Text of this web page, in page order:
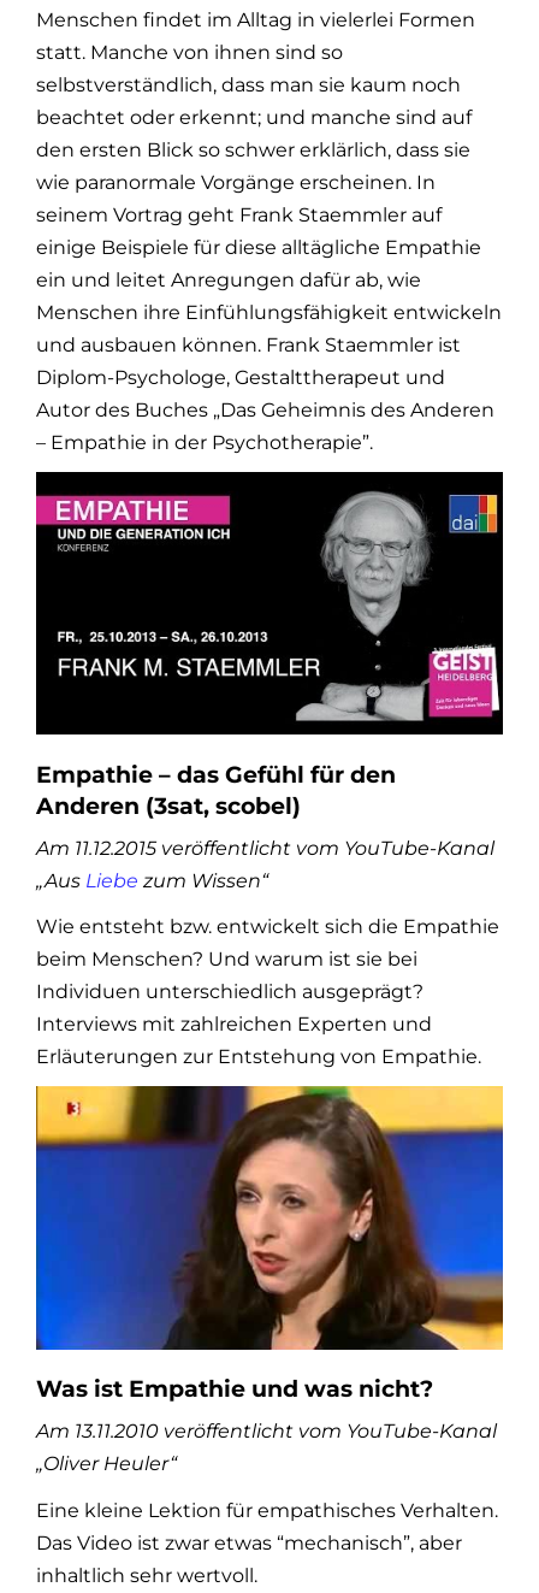
Menschen findet im Alltag in vielerlei Formen
statt. Manche von ihnen sind so
selbstverständlich, dass man sie kaum noch
beachtet oder erkennt; und manche sind auf
den ersten Blick so schwer erklärlich, dass sie
wie paranormale Vorgänge erscheinen. In
seinem Vortrag geht Frank Staemmler auf
einige Beispiele für diese alltägliche Empathie
ein und leitet Anregungen dafür ab, wie
Menschen ihre Einfühlungsfähigkeit entwickeln
und ausbauen können. Frank Staemmler ist
Diplom-Psychologe, Gestalttherapeut und
Autor des Buches „Das Geheimnis des Anderen
– Empathie in der Psychotherapie”.
Empathie – das Gefühl für den
Anderen (3sat, scobel)
Am 11.12.2015 veröffentlicht vom YouTube-Kanal
„Aus Liebe zum Wissen“
Wie entsteht bzw. entwickelt sich die Empathie
beim Menschen? Und warum ist sie bei
Individuen unterschiedlich ausgeprägt?
Interviews mit zahlreichen Experten und
Erläuterungen zur Entstehung von Empathie.
Was ist Empathie und was nicht?
Am 13.11.2010 veröffentlicht vom YouTube-Kanal
„Oliver Heuler“
Eine kleine Lektion für empathisches Verhalten.
Das Video ist zwar etwas “mechanisch”, aber
inhaltlich sehr wertvoll.